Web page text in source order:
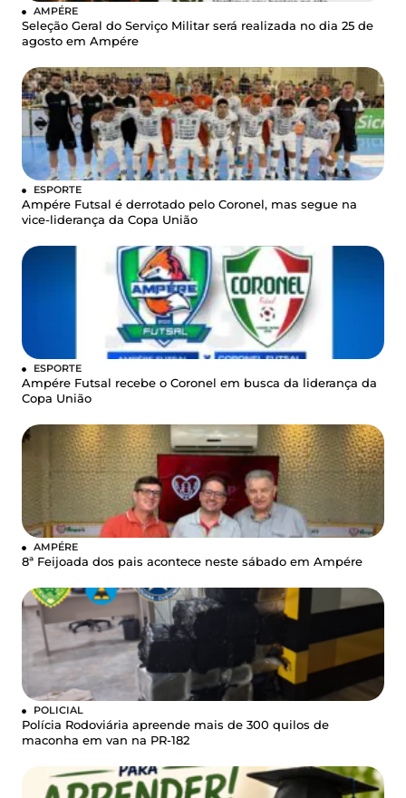
AMPÉRE
Seleção Geral do Serviço Militar será realizada no dia 25 de
agosto em Ampére
ESPORTE
Ampére Futsal é derrotado pelo Coronel, mas segue na
vice-liderança da Copa União
ESPORTE
Ampére Futsal recebe o Coronel em busca da liderança da
Copa União
AMPÉRE
8ª Feijoada dos pais acontece neste sábado em Ampére
POLICIAL
Polícia Rodoviária apreende mais de 300 quilos de
maconha em van na PR-182